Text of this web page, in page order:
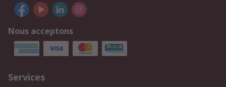
Nous acceptons
Services